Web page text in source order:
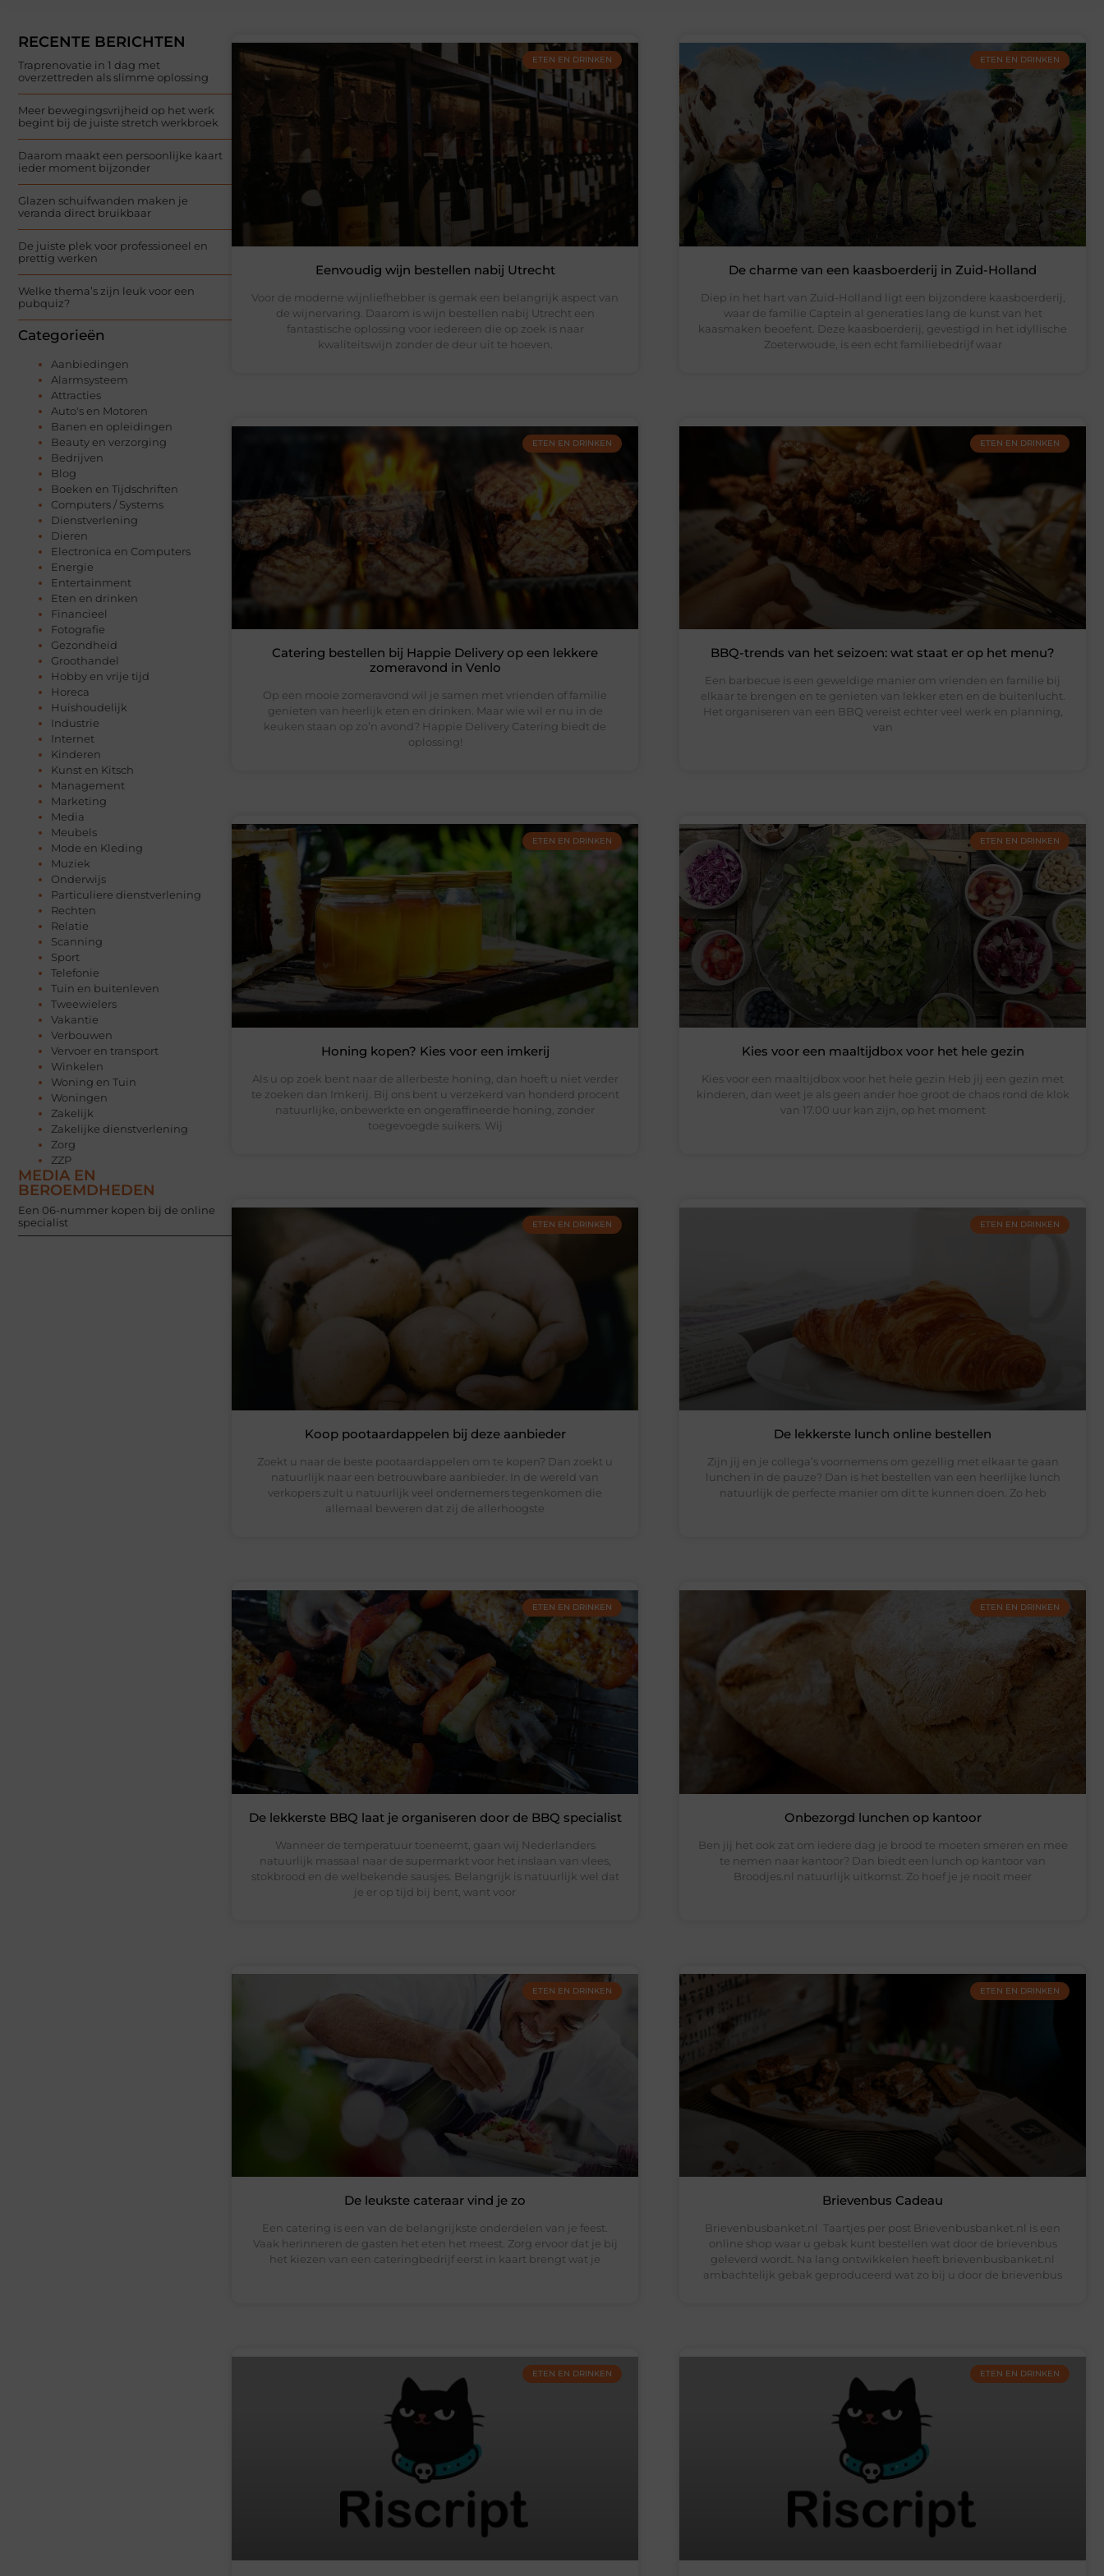
RECENTE BERICHTEN
Traprenovatie in 1 dag met
overzettreden als slimme oplossing
Meer bewegingsvrijheid op het werk
begint bij de juiste stretch werkbroek
Daarom maakt een persoonlijke kaart
ieder moment bijzonder
Glazen schuifwanden maken je
veranda direct bruikbaar
De juiste plek voor professioneel en
prettig werken
Welke thema’s zijn leuk voor een
pubquiz?
Categorieën
Aanbiedingen
Alarmsysteem
Attracties
Auto's en Motoren
Banen en opleidingen
Beauty en verzorging
Bedrijven
Blog
Boeken en Tijdschriften
Computers / Systems
Dienstverlening
Dieren
Electronica en Computers
Energie
Entertainment
Eten en drinken
Financieel
Fotografie
Gezondheid
Groothandel
Hobby en vrije tijd
Horeca
Huishoudelijk
Industrie
Internet
Kinderen
Kunst en Kitsch
Management
Marketing
Media
Meubels
Mode en Kleding
Muziek
Onderwijs
Particuliere dienstverlening
Rechten
Relatie
Scanning
Sport
Telefonie
Tuin en buitenleven
Tweewielers
Vakantie
Verbouwen
Vervoer en transport
Winkelen
Woning en Tuin
Woningen
Zakelijk
Zakelijke dienstverlening
Zorg
ZZP
MEDIA EN
BEROEMDHEDEN
Een 06-nummer kopen bij de online
specialist
ETEN EN DRINKEN
Eenvoudig wijn bestellen nabij Utrecht
Voor de moderne wijnliefhebber is gemak een belangrijk aspect van
de wijnervaring. Daarom is wijn bestellen nabij Utrecht een
fantastische oplossing voor iedereen die op zoek is naar
kwaliteitswijn zonder de deur uit te hoeven.
ETEN EN DRINKEN
De charme van een kaasboerderij in Zuid-Holland
Diep in het hart van Zuid-Holland ligt een bijzondere kaasboerderij,
waar de familie Captein al generaties lang de kunst van het
kaasmaken beoefent. Deze kaasboerderij, gevestigd in het idyllische
Zoeterwoude, is een echt familiebedrijf waar
ETEN EN DRINKEN
Catering bestellen bij Happie Delivery op een lekkere
zomeravond in Venlo
Op een mooie zomeravond wil je samen met vrienden of familie
genieten van heerlijk eten en drinken. Maar wie wil er nu in de
keuken staan op zo’n avond? Happie Delivery Catering biedt de
oplossing!
ETEN EN DRINKEN
BBQ-trends van het seizoen: wat staat er op het menu?
Een barbecue is een geweldige manier om vrienden en familie bij
elkaar te brengen en te genieten van lekker eten en de buitenlucht.
Het organiseren van een BBQ vereist echter veel werk en planning,
van
ETEN EN DRINKEN
Honing kopen? Kies voor een imkerij
Als u op zoek bent naar de allerbeste honing, dan hoeft u niet verder
te zoeken dan Imkerij. Bij ons bent u verzekerd van honderd procent
natuurlijke, onbewerkte en ongeraffineerde honing, zonder
toegevoegde suikers. Wij
ETEN EN DRINKEN
Kies voor een maaltijdbox voor het hele gezin
Kies voor een maaltijdbox voor het hele gezin Heb jij een gezin met
kinderen, dan weet je als geen ander hoe groot de chaos rond de klok
van 17.00 uur kan zijn, op het moment
ETEN EN DRINKEN
Koop pootaardappelen bij deze aanbieder
Zoekt u naar de beste pootaardappelen om te kopen? Dan zoekt u
natuurlijk naar een betrouwbare aanbieder. In de wereld van
verkopers zult u natuurlijk veel ondernemers tegenkomen die
allemaal beweren dat zij de allerhoogste
ETEN EN DRINKEN
De lekkerste lunch online bestellen
Zijn jij en je collega’s voornemens om gezellig met elkaar te gaan
lunchen in de pauze? Dan is het bestellen van een heerlijke lunch
natuurlijk de perfecte manier om dit te kunnen doen. Zo heb
ETEN EN DRINKEN
De lekkerste BBQ laat je organiseren door de BBQ specialist
Wanneer de temperatuur toeneemt, gaan wij Nederlanders
natuurlijk massaal naar de supermarkt voor het inslaan van vlees,
stokbrood en de welbekende sausjes. Belangrijk is natuurlijk wel dat
je er op tijd bij bent, want voor
ETEN EN DRINKEN
Onbezorgd lunchen op kantoor
Ben jij het ook zat om iedere dag je brood te moeten smeren en mee
te nemen naar kantoor? Dan biedt een lunch op kantoor van
Broodjes.nl natuurlijk uitkomst. Zo hoef je je nooit meer
ETEN EN DRINKEN
De leukste cateraar vind je zo
Een catering is een van de belangrijkste onderdelen van je feest.
Vaak herinneren de gasten het eten het meest. Zorg ervoor dat je bij
het kiezen van een cateringbedrijf eerst in kaart brengt wat je
ETEN EN DRINKEN
Brievenbus Cadeau
Brievenbusbanket.nl Taartjes per post Brievenbusbanket.nl is een
online shop waar u gebak kunt bestellen wat door de brievenbus
geleverd wordt. Na lang ontwikkelen heeft brievenbusbanket.nl
ambachtelijk gebak geproduceerd wat zo bij u door de brievenbus
ETEN EN DRINKEN ETEN EN DRINKEN